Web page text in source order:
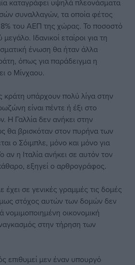
καταγράφει υψηλά πλεονάσματα
συναλλαγών, τα οποία φέτος
του ΑΕΠ της χώρας. Το ποσοστό
Ιδανικοί εταίροι για τη
ένωση θα ήταν άλλα
όπως για παράδειγμα η
ο Μίνχαου.
κράτη υπάρχουν πολύ λίγα στην
είναι πέντε ή έξι στο
Η Γαλλία δεν ανήκει στην
θα βρισκόταν στον πυρήνα των
ο Σόιμπλε, μόνο και μόνο για
αν η Ιταλία ανήκει σε αυτόν τον
εξηγεί ο αρθρογράφος.
σε γενικές γραμμές τις δομές
στόχος αυτών των δομών δεν
νομιμοποιημένη οικονομική
στην τήρηση των
επιθυμεί μεν έναν υπουργό